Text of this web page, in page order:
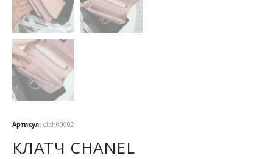
Артикул: clch00002
КЛАТЧ CHANEL